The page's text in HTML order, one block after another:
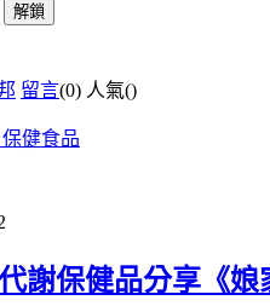
解鎖
留言(0) 人氣()
保健食品
代謝保健品分享《